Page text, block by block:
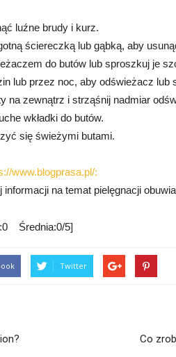
luźne brudy i kurz.
ściereczką lub gąbką, aby
do butów lub sproszkuj je
lub przez noc, aby odświeżacz lub
na zewnątrz i strząśnij nadmiar
wkładki do butów.
się świeżymi butami.
www.blogprasa.pl/:
na temat pielęgnacji
Średnia:0/5]
Twitter
Co